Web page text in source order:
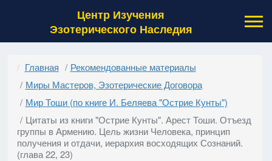
Центр Изучения
Эзотерического Наследия
Главная
Рекомендованные материалы
Миры Мастеров, Эзотерические Договора
Мир Тоши (по книге И. Беляева "Острие Кунты")
Цитаты из книги "Острие Кунты". Арест Тоши. Отъезд
группы в Армению. Цель жизни Человека, принцип
получения и отдачи, иерархия восходящих Сознаний.
(глава 22, 23)